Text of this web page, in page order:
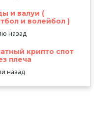
и валуи (
и волейбол )
назад
крипто спот
плеча
назад